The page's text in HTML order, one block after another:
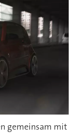
gemeinsam mit